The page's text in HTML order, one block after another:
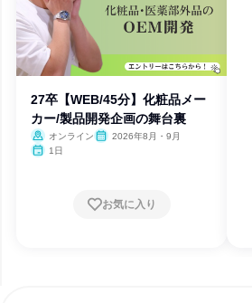
27卒【WEB/45分】化粧品メー
カー/製品開発企画の舞台裏
オンライン
2026年8月・9月
1日
お気に入り